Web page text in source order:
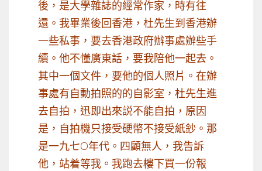
後，是大學雜誌的經常作家，時有往
還。我畢業後回香港，杜先生到香港辦
一些私事，要去香港政府辦事處辦些手
續。他不懂廣東話，要我陪他一起去。
其中一個文件，要他的個人照片。在辦
事處有自動拍照的的自影室，杜先生進
去自拍，迅即出來説不能自拍，原因
是，自拍機只接受硬幣不接受紙鈔。那
是一九七O年代。四顧無人，我告訴
他，站着等我。我跑去樓下買一份報